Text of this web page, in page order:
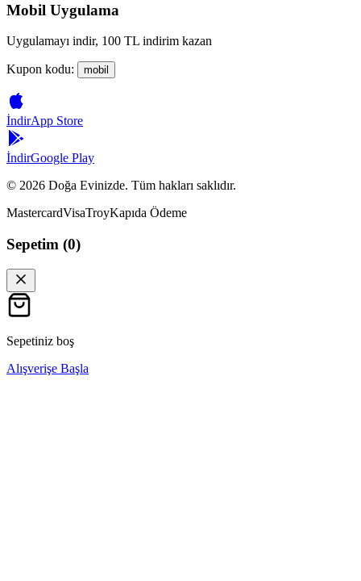
Mobil Uygulama
Uygulamayı indir, 100 TL indirim kazan
Kupon kodu: mobil
İndirApp Store
İndirGoogle Play
© 2026 Doğa Evinizde. Tüm hakları saklıdır.
MastercardVisaTroyKapıda Ödeme
Sepetim (0)
Sepetiniz boş
Alışverişe Başla